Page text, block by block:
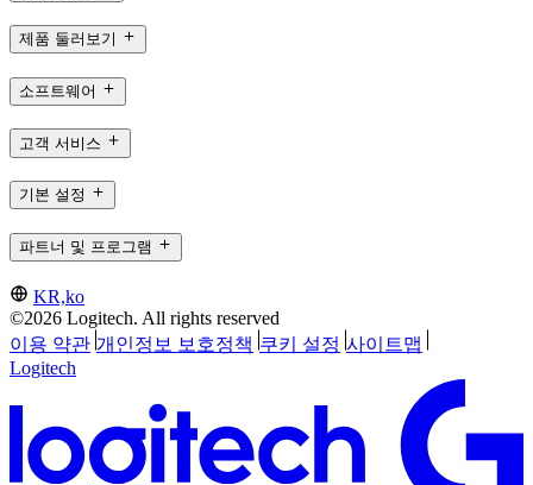
제품 둘러보기
소프트웨어
고객 서비스
기본 설정
파트너 및 프로그램
KR,ko
©2026 Logitech. All rights reserved
이용 약관 개인정보 보호정책 쿠키 설정 사이트맵
Logitech